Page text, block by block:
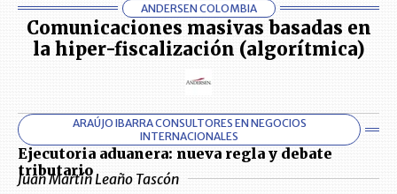
ANDERSEN COLOMBIA
Comunicaciones masivas basadas en
la hiper-fiscalización (algorítmica)
ARAÚJO IBARRA CONSULTORES EN NEGOCIOS
INTERNACIONALES
Ejecutoria aduanera: nueva regla y debate
tributario
Juan Martín Leaño Tascón